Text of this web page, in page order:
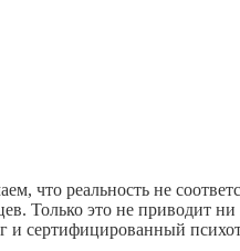
что реальность не
Только это не приводит ни
и сертифицированный